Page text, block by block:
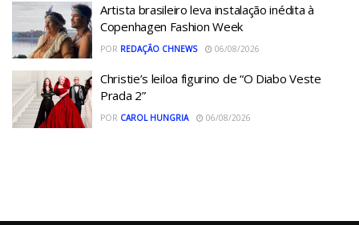
Artista brasileiro leva instalação inédita à
Copenhagen Fashion Week
POR REDAÇÃO CHNEWS 06/08/2026
Christie’s leiloa figurino de “O Diabo Veste
Prada 2”
POR CAROL HUNGRIA 06/08/2026